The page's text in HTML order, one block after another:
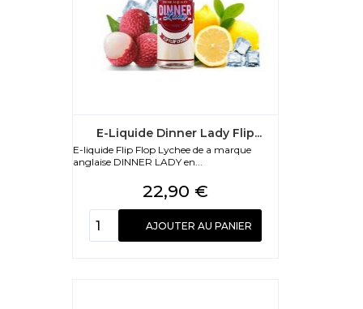
E-Liquide Dinner Lady Flip...
E-liquide Flip Flop Lychee de a marque
anglaise DINNER LADY en...
Prix
22,90 €
AJOUTER AU PANIER